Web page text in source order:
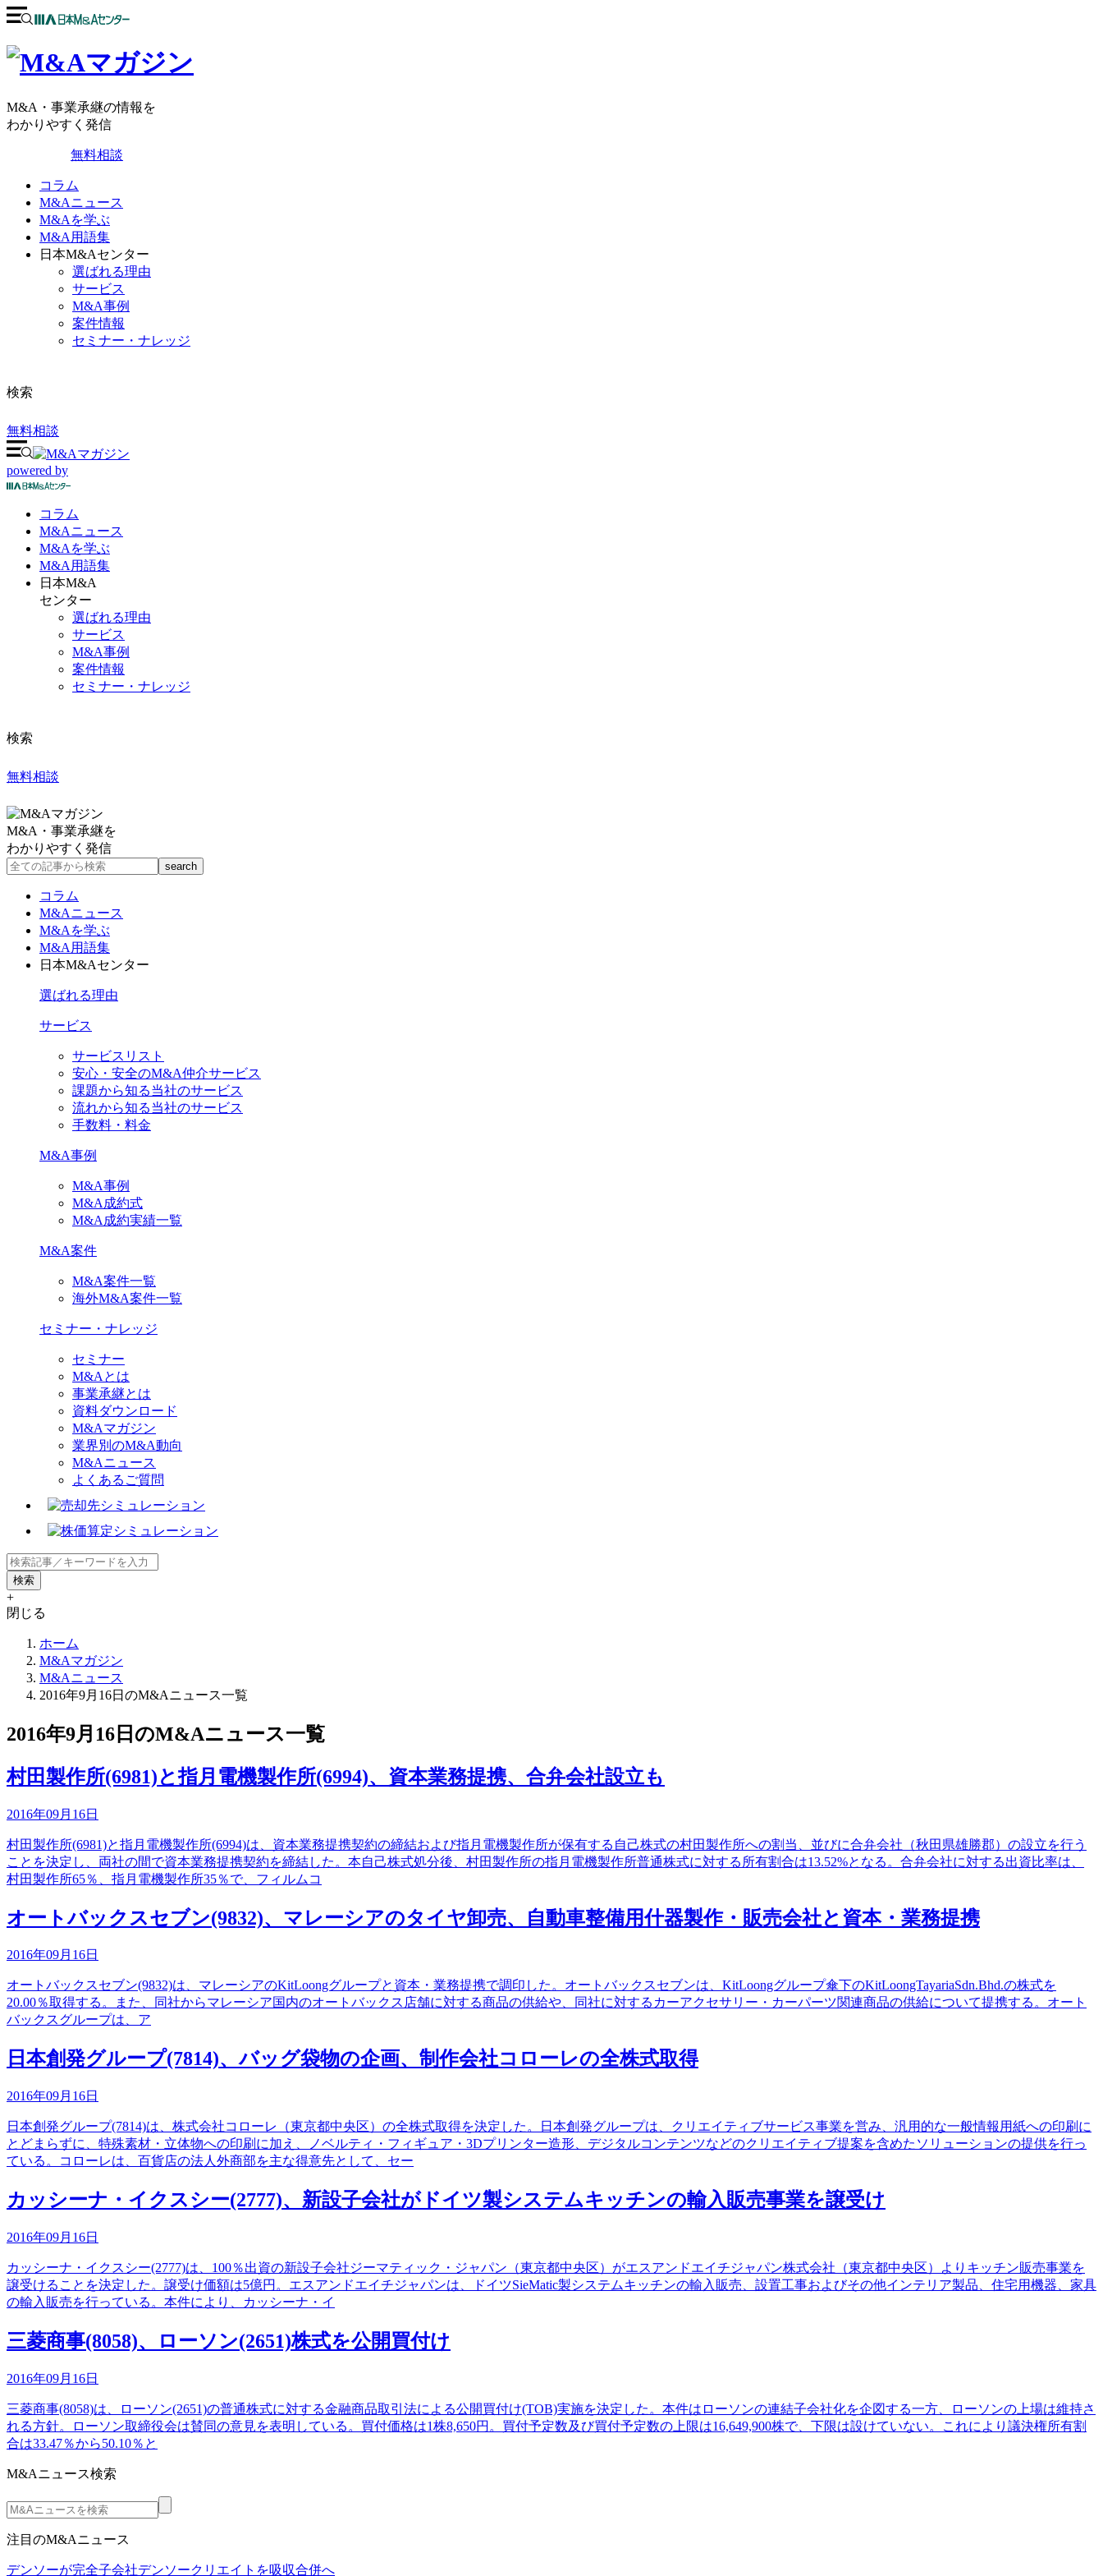
M&A・事業承継の情報を
わかりやすく発信
無料相談
コラム
M&Aニュース
M&Aを学ぶ
M&A用語集
日本M&Aセンター
選ばれる理由
サービス
M&A事例
案件情報
セミナー・ナレッジ
検索
無料相談
powered by
コラム
M&Aニュース
M&Aを学ぶ
M&A 用語集
日本M&A
センター
選ばれる理由
サービス
M&A事例
案件情報
セミナー・ナレッジ
検索
無料相談
M&A・事業承継を
わかりやすく発信
コラム
M&Aニュース
M&Aを学ぶ
M&A用語集
日本M&Aセンター
選ばれる理由
サービス
サービスリスト
安心・安全のM&A仲介サービス
課題から知る当社のサービス
流れから知る当社のサービス
手数料・料金
M&A事例
M&A事例
M&A成約式
M&A成約実績一覧
M&A案件
M&A案件一覧
海外M&A案件一覧
セミナー・ナレッジ
セミナー
M&Aとは
事業承継とは
資料ダウンロード
M&Aマガジン
業界別のM&A動向
M&Aニュース
よくあるご質問
+
閉じる
ホーム
M&Aマガジン
M&Aニュース
2016年9月16日のM&Aニュース一覧
2016年9月16日のM&Aニュース一覧
村田製作所(6981)と指月電機製作所(6994)、資本業務提携、合弁会社設立も
2016年09月16日
村田製作所(6981)と指月電機製作所(6994)は、資本業務提携契約の締結および指月電機製作所が保有する自己株式の村田製作所への割当、並びに合弁会社（秋田県雄勝郡）の設立を行う
ことを決定し、両社の間で資本業務提携契約を締結した。本自己株式処分後、村田製作所の指月電機製作所普通株式に対する所有割合は13.52%となる。合弁会社に対する出資比率は、
村田製作所65％、指月電機製作所35％で、フィルムコ
オートバックスセブン(9832)、マレーシアのタイヤ卸売、自動車整備用什器製作・販売会社と資本・業務提携
2016年09月16日
オートバックスセブン(9832)は、マレーシアのKitLoongグループと資本・業務提携で調印した。オートバックスセブンは、KitLoongグループ傘下のKitLoongTayariaSdn.Bhd.の株式を
20.00％取得する。また、同社からマレーシア国内のオートバックス店舗に対する商品の供給や、同社に対するカーアクセサリー・カーパーツ関連商品の供給について提携する。オート
バックスグループは、ア
日本創発グループ(7814)、バッグ袋物の企画、制作会社コローレの全株式取得
2016年09月16日
日本創発グループ(7814)は、株式会社コローレ（東京都中央区）の全株式取得を決定した。日本創発グループは、クリエイティブサービス事業を営み、汎用的な一般情報用紙への印刷に
とどまらずに、特殊素材・立体物への印刷に加え、ノベルティ・フィギュア・3Dプリンター造形、デジタルコンテンツなどのクリエイティブ提案を含めたソリューションの提供を行っ
ている。コローレは、百貨店の法人外商部を主な得意先として、セー
カッシーナ・イクスシー(2777)、新設子会社がドイツ製システムキッチンの輸入販売事業を譲受け
2016年09月16日
カッシーナ・イクスシー(2777)は、100％出資の新設子会社ジーマティック・ジャパン（東京都中央区）がエスアンドエイチジャパン株式会社（東京都中央区）よりキッチン販売事業を
譲受けることを決定した。譲受け価額は5億円。エスアンドエイチジャパンは、ドイツSieMatic製システムキッチンの輸入販売、設置工事およびその他インテリア製品、住宅用機器、家具
の輸入販売を行っている。本件により、カッシーナ・イ
三菱商事(8058)、ローソン(2651)株式を公開買付け
2016年09月16日
三菱商事(8058)は、ローソン(2651)の普通株式に対する金融商品取引法による公開買付け(TOB)実施を決定した。本件はローソンの連結子会社化を企図する一方、ローソンの上場は維持さ
れる方針。ローソン取締役会は賛同の意見を表明している。買付価格は1株8,650円。買付予定数及び買付予定数の上限は16,649,900株で、下限は設けていない。これにより議決権所有割
合は33.47％から50.10％と
M&Aニュース検索
注目のM&Aニュース
デンソーが完全子会社デンソークリエイトを吸収合併へ